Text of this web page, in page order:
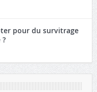
pour du survitrage